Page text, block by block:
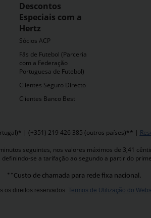
Descontos
Especiais com a
Hertz
Sócios ACP
Fãs de Futebol (Parceria
com a Federação
Portuguesa de Futebol)
Clientes Seguro Directo
Clientes Banco Best
| (+351) 219 426 385 (outros países)** |
seguintes, nos valores máximos de 3,41
se a tarifação ao segundo a partir do
**Custo de chamada para rede fixa nacional.
os direitos reservados. Termos de Utilização do